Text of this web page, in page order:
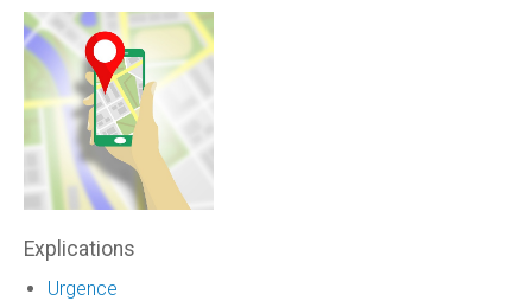
Explications
Urgence